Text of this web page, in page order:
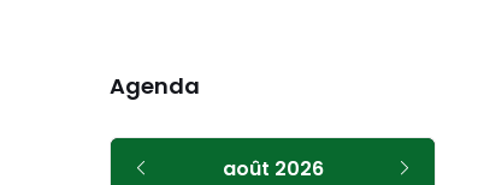
Agenda
août 2026